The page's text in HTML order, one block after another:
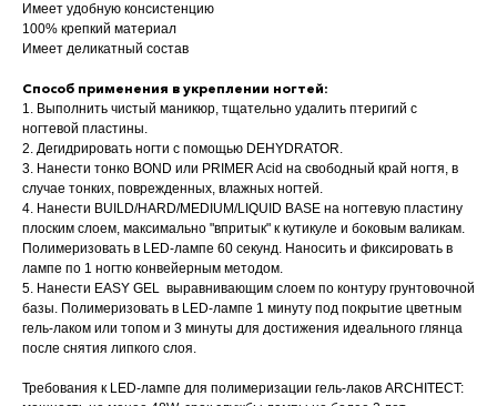
Имеет удобную консистенцию
100% крепкий материал
Имеет деликатный состав
Способ применения в укреплении ногтей:
1. Выполнить чистый маникюр, тщательно удалить птеригий с
ногтевой пластины.
2. Дегидрировать ногти с помощью DEHYDRATOR.
3. Нанести тонко BOND или PRIMER Acid на свободный край ногтя, в
случае тонких, поврежденных, влажных ногтей.
4. Нанести BUILD/HARD/MEDIUM/LIQUID BASE на ногтевую пластину
плоским слоем, максимально "впритык" к кутикуле и боковым валикам.
Полимеризовать в LED-лампе 60 секунд. Наносить и фиксировать в
лампе по 1 ногтю конвейерным методом.
5. Нанести EASY GEL выравнивающим слоем по контуру грунтовочной
базы. Полимеризовать в LED-лампе 1 минуту под покрытие цветным
гель-лаком или топом и 3 минуты для достижения идеального глянца
после снятия липкого слоя.
Требования к LED-лампе для полимеризации гель-лаков ARCHITECT: